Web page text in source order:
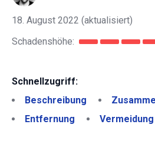
18. August 2022 (aktualisiert)
Schadenshöhe:
Schnellzugriff:
Beschreibung
Entfernung
Vermeidung